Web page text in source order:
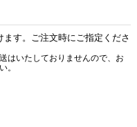
す。ご注文時にご指定くださ
はいたしておりませんので、お
。